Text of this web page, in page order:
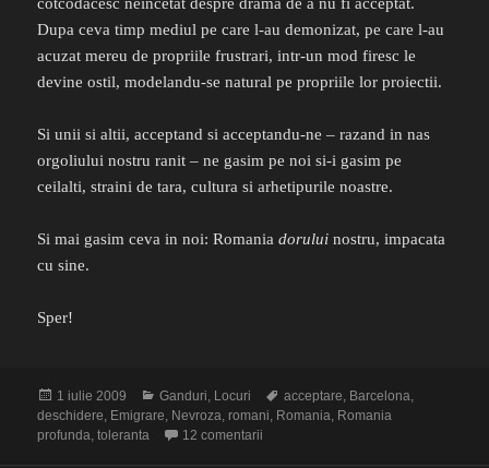
Dupa ceva timp mediul pe care l-au demonizat, pe care l-au
acuzat mereu de propriile frustrari, intr-un mod firesc le
devine ostil, modelandu-se natural pe propriile lor proiectii.
Si unii si altii, acceptand si acceptandu-ne – razand in nas
orgoliului nostru ranit – ne gasim pe noi si-i gasim pe
ceilalti, straini de tara, cultura si arhetipurile noastre.
Si mai gasim ceva in noi: Romaniadorului nostru, impacata
cu sine.
Sper!
Publicat
pe
1 iulie 2009 Categorii
Ganduri, Locuri Etichete
acceptare, Barcelona,
deschidere, Emigrare, Nevroza, romani, Romania, Romania
profunda,toleranta 12 comentarii